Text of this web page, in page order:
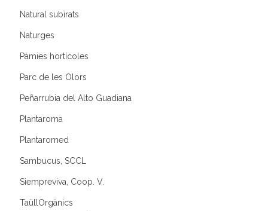
Natural subirats
Naturges
Pàmies hortícoles
Parc de les Olors
Peñarrubia del Alto Guadiana
Plantaroma
Plantaromed
Sambucus, SCCL
Siempreviva, Coop. V.
TaüllOrgànics